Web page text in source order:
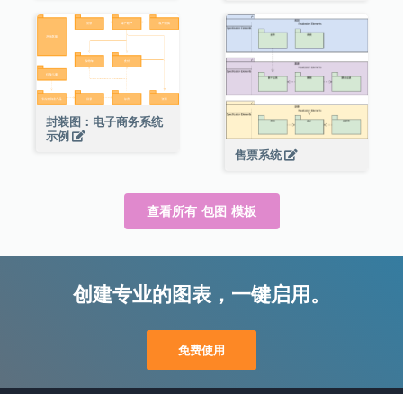
封装图：电子商务系统
示例
售票系统
查看所有 包图 模板
创建专业的图表，一键启用。
免费使用